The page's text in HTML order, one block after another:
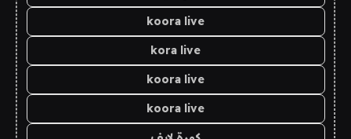
koora live
kora live
koora live
koora live